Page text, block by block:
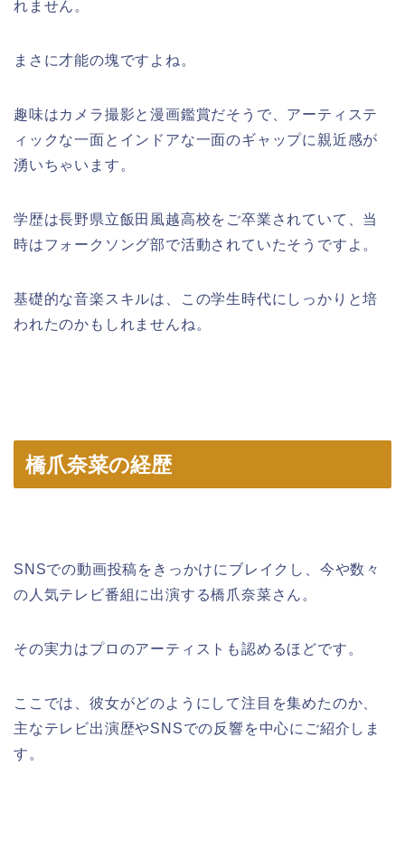
れません。
まさに才能の塊ですよね。
趣味はカメラ撮影と漫画鑑賞だそうで、アーティステ
ィックな一面とインドアな一面のギャップに親近感が
湧いちゃいます。
学歴は長野県立飯田風越高校をご卒業されていて、当
時はフォークソング部で活動されていたそうですよ。
基礎的な音楽スキルは、この学生時代にしっかりと培
われたのかもしれませんね。
橋爪奈菜の経歴
SNSでの動画投稿をきっかけにブレイクし、今や数々
の人気テレビ番組に出演する橋爪奈菜さん。
その実力はプロのアーティストも認めるほどです。
ここでは、彼女がどのようにして注目を集めたのか、
主なテレビ出演歴やSNSでの反響を中心にご紹介しま
す。